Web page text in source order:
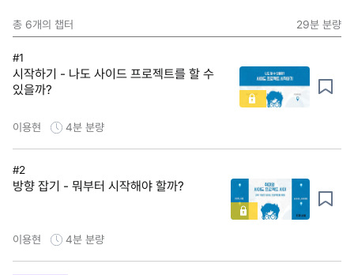
총 6개의 챕터 29분 분량
#1
시작하기 - 나도 사이드 프로젝트를 할 수
있을까?
이용현 4분 분량
#2
방향 잡기 - 뭐부터 시작해야 할까?
이용현 4분 분량